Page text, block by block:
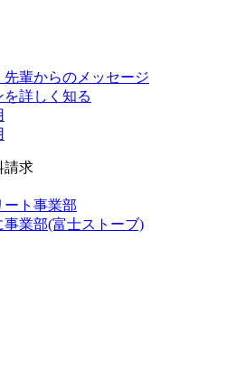
先輩からのメッセージ
を詳しく知る
請求
ート事業部
事業部(富士ストーブ)